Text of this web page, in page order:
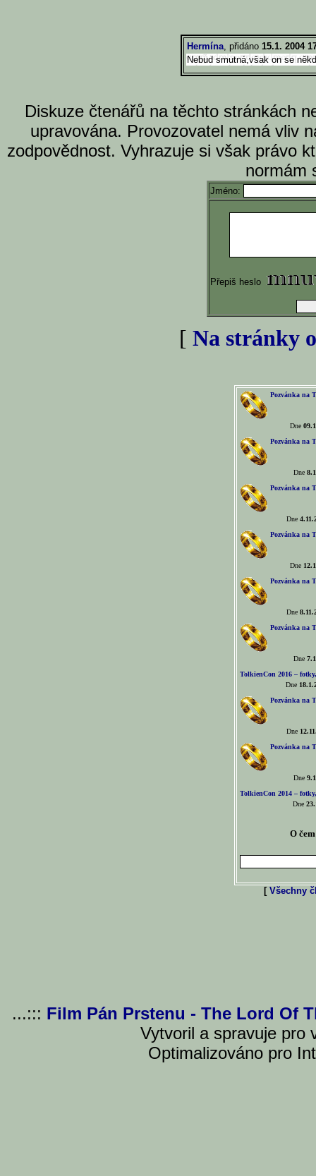
Hermína, přidáno 15.1. 2004
Nebud smutná,však on se
Diskuze čtenářů na těchto stránkách
upravována. Provozovatel nemá vliv
zodpovědnost. Vyhrazuje si však právo
normám
Jméno:
Přepiš heslo
[ Na stránky
Pozvánka na
Dne
Pozvánka na
Dne
Pozvánka na
Dne
Pozvánka na
Dne
Pozvánka na
Dne
Pozvánka na
Dne
TolkienCon 2016 –
Dne
Pozvánka na
Dne
Pozvánka na
Dne
TolkienCon 2014 –
Dne
O
[ Všechny
...::: Film Pán Prstenu - The Lord Of
Vytvoril a spravuje pro
Optimalizováno pro